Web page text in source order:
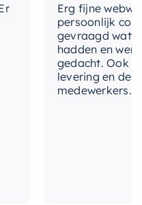
Erg fijne
persoonlijk contact
gevraagd wat we
hadden en werd
gedacht. Ook in de
levering en
medewerkers. Wij